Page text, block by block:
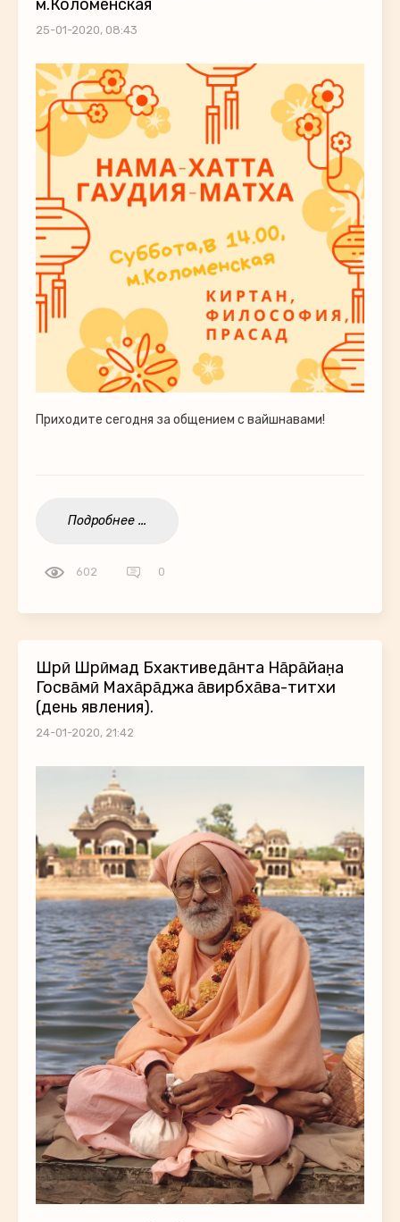
м.Коломенская
25-01-2020, 08:43
Приходите сегодня за общением с вайшнавами!
Подробнее ...
602 0
Ш́рӣ Ш́рӣмад Бхактиведа̄нта На̄ра̄йан̣а
Госва̄мӣ Маха̄ра̄джа а̄вирбха̄ва-титхи
(день явления).
24-01-2020, 21:42